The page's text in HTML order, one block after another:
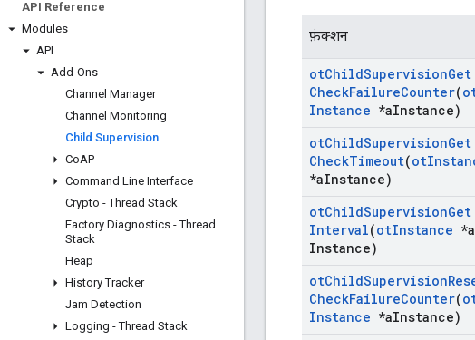
API Reference
Modules
API
Add-Ons
Channel Manager
Channel Monitoring
Child Supervision
CoAP
Command Line Interface
Crypto - Thread Stack
Factory Diagnostics - Thread
Stack
Heap
History Tracker
Jam Detection
Logging - Thread Stack
फ़ंक्शन
otChildSupervisionGet
CheckFailureCounter(
Instance *aInstance)
otChildSupervisionGet
CheckTimeout(ot
*aInstance)
otChildSupervisionGet
Interval(otInstance *a
Instance)
otChildSupervision
CheckFailureCounter(
Instance *aInstance)